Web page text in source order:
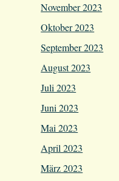
November 2023
Oktober 2023
September 2023
August 2023
Juli 2023
Juni 2023
Mai 2023
April 2023
März 2023